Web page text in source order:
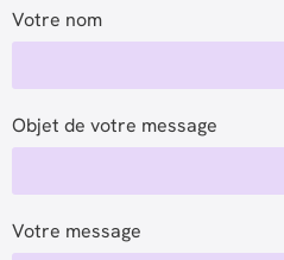
Votre nom
Objet de votre message
Votre message